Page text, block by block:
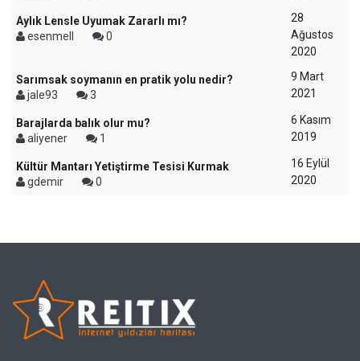
Aylık Lensle Uyumak Zararlı mı?
esenmell
0
28
Ağustos
2020
Sarımsak soymanın en pratik yolu nedir?
jale93
3
9 Mart
2021
Barajlarda balık olur mu?
aliyener
1
6 Kasım
2019
Kültür Mantarı Yetiştirme Tesisi Kurmak
gdemir
0
16 Eylül
2020